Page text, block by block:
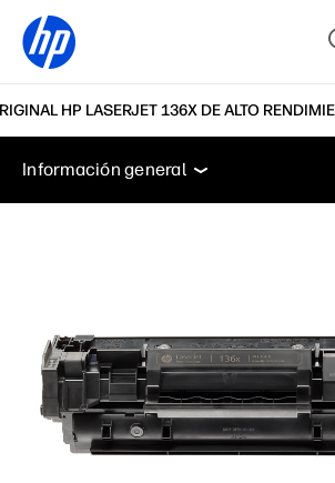
HP LASERJET 136X DE ALTO
Información general
Información general